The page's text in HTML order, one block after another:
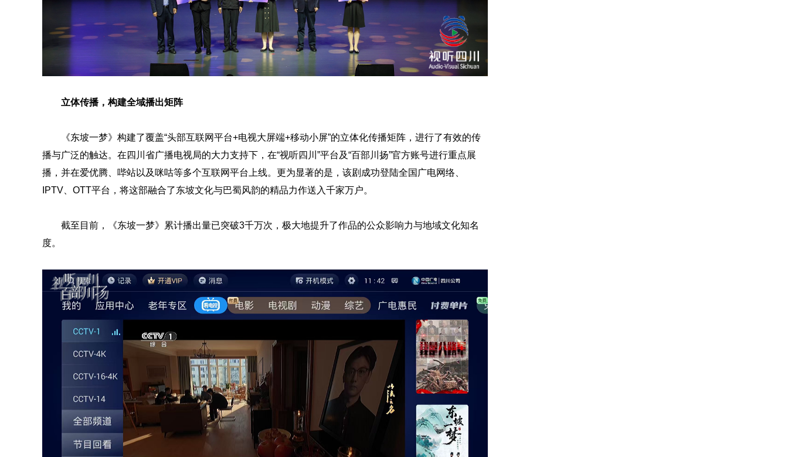
立体传播，构建全域播出矩阵
《东坡一梦》构建了覆盖“头部互联网平台+电视大屏端+移动小屏”的立体化传播矩阵，进行了有效的传
播与广泛的触达。在四川省广播电视局的大力支持下，在“视听四川”平台及“百部川扬”官方账号进行重点展
播，并在爱优腾、哔站以及咪咕等多个互联网平台上线。更为显著的是，该剧成功登陆全国广电网络、
IPTV、OTT平台，将这部融合了东坡文化与巴蜀风韵的精品力作送入千家万户。
截至目前，《东坡一梦》累计播出量已突破3千万次，极大地提升了作品的公众影响力与地域文化知名
度。